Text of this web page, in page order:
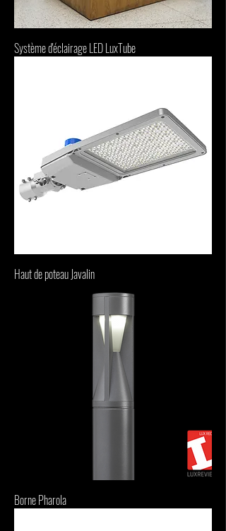
Système d'éclairage LED LuxTube
Haut de poteau Javalin
Borne Pharola